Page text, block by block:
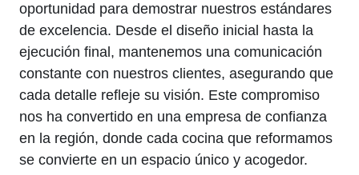
oportunidad para demostrar nuestros estándares
de excelencia. Desde el diseño inicial hasta la
ejecución final, mantenemos una comunicación
constante con nuestros clientes, asegurando que
cada detalle refleje su visión. Este compromiso
nos ha convertido en una empresa de confianza
en la región, donde cada cocina que reformamos
se convierte en un espacio único y acogedor.